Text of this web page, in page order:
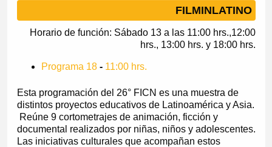
FILMINLATINO
Horario de función: Sábado 13 a las 11:00 hrs.,12:00
hrs., 13:00 hrs. y 18:00 hrs.
Programa 18- 11:00 hrs.
Esta programación del 26° FICN es una muestra de
distintos proyectos educativos de Latinoamérica y Asia.
Reúne 9 cortometrajes de animación, ficción y
documental realizados por niñas, niños y adolescentes.
Las iniciativas culturales que acompañan estos